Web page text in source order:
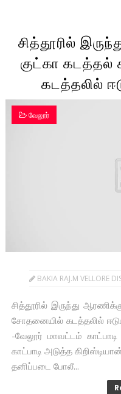
சித்தூரில்
குட்கா கடத்தல்
கடத்தலில்
வேலூர்
BAKIA RAJ.M VELLORE
சித்தூரில் இருந்து
சோதனையில் கடத்தலில்
-வேலூர் மாவட்டம்
காட்பாடி அடுத்த
தனிப்படை போலீ...